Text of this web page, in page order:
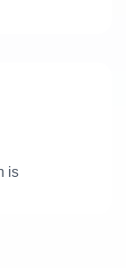
is